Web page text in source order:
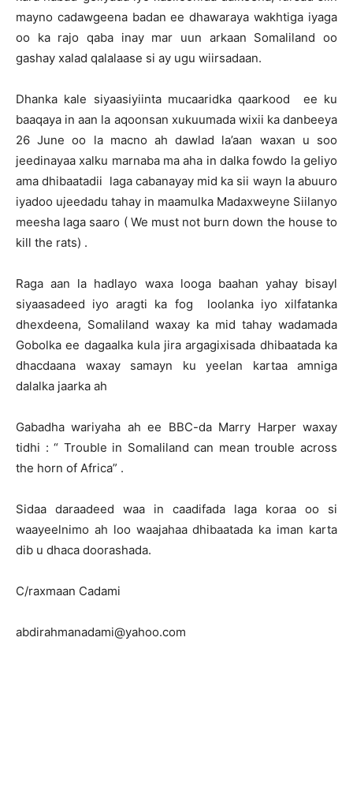
mayno cadawgeena badan ee dhawaraya wakhtiga iyaga
oo ka rajo qaba inay mar uun arkaan Somaliland oo
gashay xalad qalalaase si ay ugu wiirsadaan.
Dhanka kale siyaasiyiinta mucaaridka qaarkood ee ku
baaqaya in aan la aqoonsan xukuumada wixii ka danbeeya
26 June oo la macno ah dawlad la’aan waxan u soo
jeedinayaa xalku marnaba ma aha in dalka fowdo la geliyo
ama dhibaatadii laga cabanayay mid ka sii wayn la abuuro
iyadoo ujeedadu tahay in maamulka Madaxweyne Siilanyo
meesha laga saaro ( We must not burn down the house to
kill the rats) .
Raga aan la hadlayo waxa looga baahan yahay bisayl
siyaasadeed iyo aragti ka fog loolanka iyo xilfatanka
dhexdeena, Somaliland waxay ka mid tahay wadamada
Gobolka ee dagaalka kula jira argagixisada dhibaatada ka
dhacdaana waxay samayn ku yeelan kartaa amniga
dalalka jaarka ah
Gabadha wariyaha ah ee BBC-da Marry Harper waxay
tidhi : “ Trouble in Somaliland can mean trouble across
the horn of Africa” .
Sidaa daraadeed waa in caadifada laga koraa oo si
waayeelnimo ah loo waajahaa dhibaatada ka iman karta
dib u dhaca doorashada.
C/raxmaan Cadami
abdirahmanadami@yahoo.com